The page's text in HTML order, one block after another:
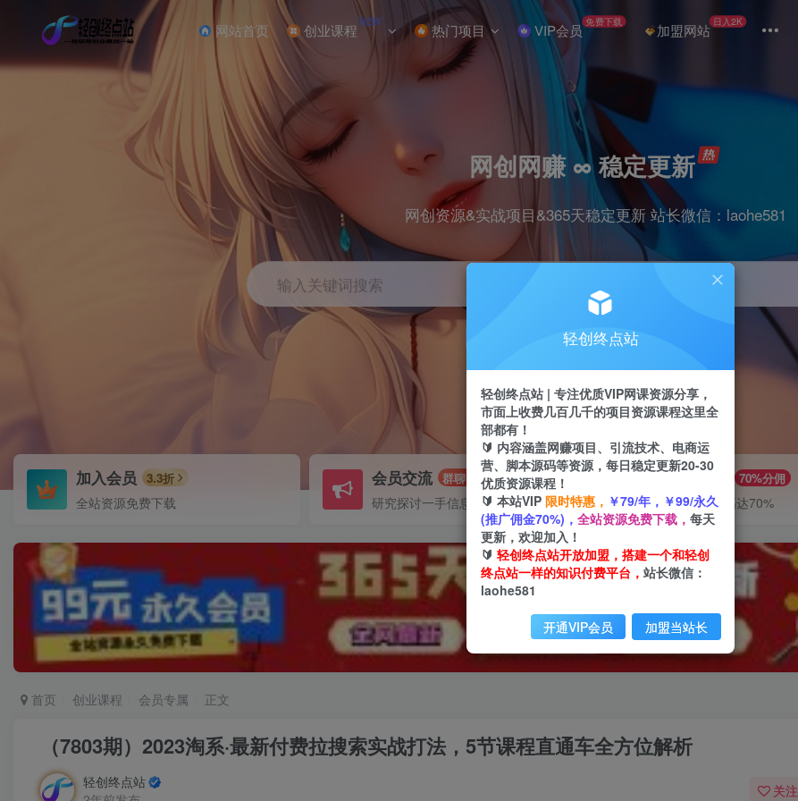
网站首页 创业课程 NEW 热门项目 VIP会员 免费下载 加盟网站 日入2K
网创网赚 ∞ 稳定更新
网创资源&实战项目&365天稳定更新 站长微信：laohe581
输入关键词搜索
剪辑 引流 带货
加入会员 3.3折
全站资源免费下载
会员交流 群聊
研究探讨一手信息差
推广赚钱 70%分佣
推广返佣高达70%
首页 创业课程 会员专属 正文
（7803期）2023淘系·最新付费拉搜索实战打法，5节课程直通车全方位解析
轻创终点站
关注
轻创终点站
轻创终点站 | 专注优质VIP网课资源分享，
市面上收费几百几千的项目资源课程这里全
部都有！
🔰 内容涵盖网赚项目、引流技术、电商运
营、脚本源码等资源，每日稳定更新20-30
优质资源课程！
🔰 本站VIP 限时特惠， ￥79/年，￥99/永久
(推广佣金70%)， 全站资源免费下载， 每天
更新，欢迎加入！
🔰 轻创终点站开放加盟，搭建一个和轻创
终点站一样的知识付费平台， 站长微信：
laohe581
开通VIP会员 加盟当站长